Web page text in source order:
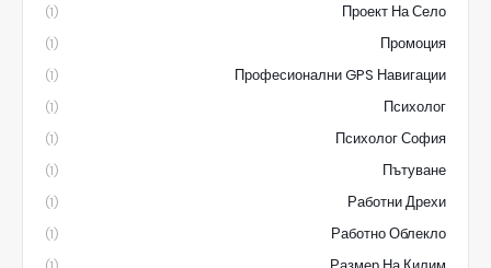
Проект На Село
(1)
Промоция
(1)
Професионални GPS Навигации
(1)
Психолог
(1)
Психолог София
(1)
Пътуване
(1)
Работни Дрехи
(1)
Работно Облекло
(1)